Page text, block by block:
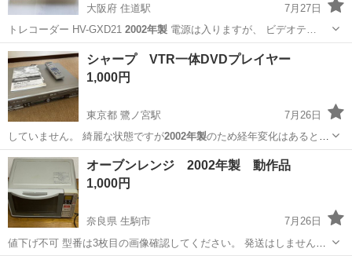
大阪府 住道駅
7月27日
トレコーダー HV-GXD21 2002年製電源は入りますが、 ビデオテ…
大阪 大東市 住道駅 映像プレーヤー、レコーダー
VHS
シャープ VTR一体DVDプレイヤー
1,000円
東京都 鷺ノ宮駅
7月26日
していません。 綺麗な状態ですが2002年製のため経年変化はあると思
います。
東京 中野区 鷺ノ宮駅 映像プレーヤー、レコーダー
オーブンレンジ 2002年製 動作品
1,000円
奈良県 生駒市
7月26日
値下げ不可 型番は3枚目の画像確認してください。 発送はしません。
引き取りのみとさせていただきます